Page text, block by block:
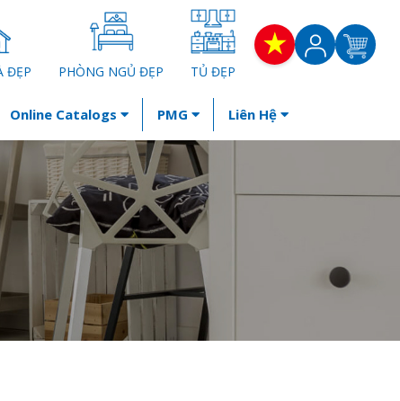
ĐẸP PHÒNG NGỦ ĐẸP TỦ ĐẸP
Online Catalogs PMG Liên Hệ